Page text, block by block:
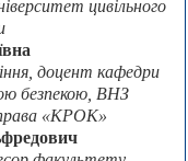
цивільного
доцент кафедри
безпекою, ВНЗ
«КРОК»